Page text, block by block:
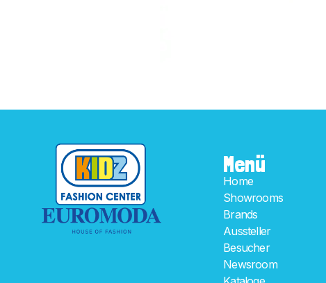
Menü
Home
Showrooms
Brands
Aussteller
Besucher
Newsroom